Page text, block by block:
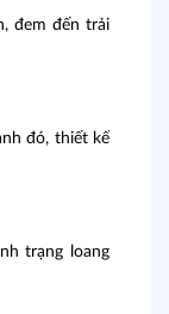
đem đến trải
đó, thiết kế
trạng loang